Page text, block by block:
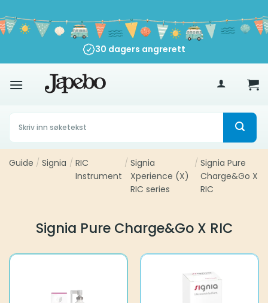
to
content
500
30 dagers angrerett
Søk
etter:
Guide / Signia / RIC
Instrument
/ Signia
Xperience (X)
RIC series
/ Signia Pure
Charge&Go X
RIC
Signia Pure Charge&Go X RIC